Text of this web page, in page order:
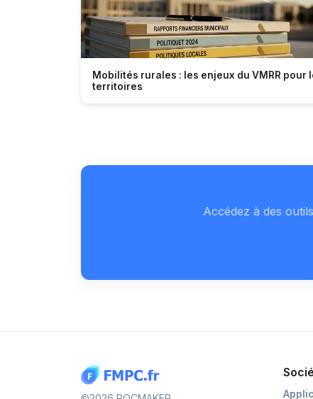
Mobilités rurales : les enjeux du VMRR pour
territoires
Accédez à des